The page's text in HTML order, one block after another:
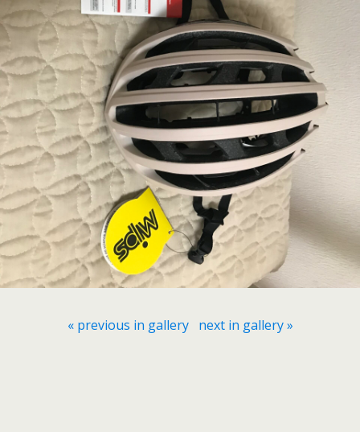
« previous in gallery next in gallery »